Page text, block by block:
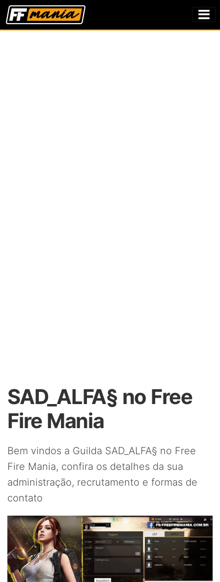
SAD_ALFA§ no Free
Fire Mania
Bem vindos a Guilda SAD_ALFA§ no Free
Fire Mania, confira os detalhes da sua
administração, recrutamento e formas de
contato